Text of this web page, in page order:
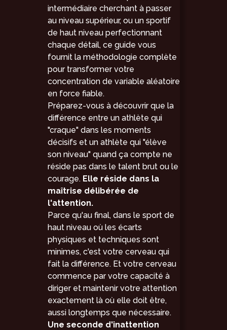
intermédiaire cherchant à passer
au niveau supérieur, ou un sportif
de haut niveau perfectionnant
chaque détail, ce guide vous
fournit la méthodologie complète
pour transformer votre
concentration de variable aléatoire
en force fiable.
Préparez-vous à découvrir que la
différence entre un athlète qui
"craque" dans les moments
décisifs et un athlète qui "élève
son niveau" quand ça compte ne
réside pas dans le talent brut ou le
courage. Elle réside dans la
maîtrise délibérée de
l'attention.
Parce qu'au final, dans le sport de
haut niveau où les écarts
physiques et techniques sont
minimes, c'est votre cerveau qui
fait la différence. Et votre cerveau
commence par votre capacité à
diriger et maintenir votre attention
exactement là où elle doit être,
aussi longtemps que nécessaire.
Une seconde d'inattention